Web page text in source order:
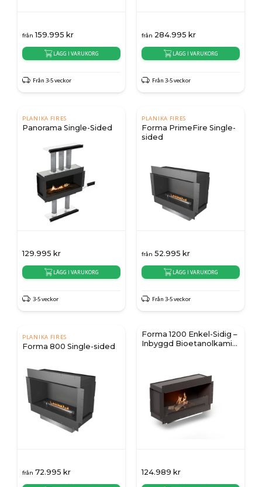
från 159.995 kr
LÄGG I VARUKORG
Från 3-5 veckor
från 284.995 kr
LÄGG I VARUKORG
Från 3-5 veckor
PLANIKA FIRES
Panorama Single-Sided
129.995 kr
LÄGG I VARUKORG
3-5 veckor
PLANIKA FIRES
Forma PrimeFire Single-
sided
från 52.995 kr
LÄGG I VARUKORG
Från 3-5 veckor
PLANIKA FIRES
Forma 800 Single-sided
från 72.995 kr
Forma 1200 Enkel-Sidig –
Inbyggd Bioetanolkamin
124.989 kr